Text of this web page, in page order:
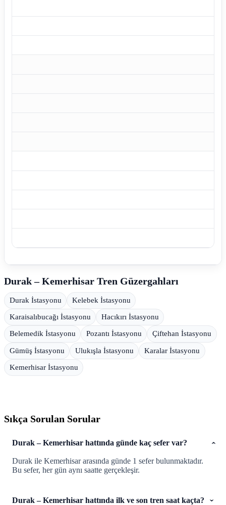
Durak – Kemerhisar Tren Güzergahları
Durak İstasyonu Kelebek İstasyonu
Karaisalıbucağı İstasyonu Hacıkırı İstasyonu
Belemedik İstasyonu Pozantı İstasyonu Çiftehan İstasyonu
Gümüş İstasyonu Ulukışla İstasyonu Karalar İstasyonu
Kemerhisar İstasyonu
Sıkça Sorulan Sorular
Durak – Kemerhisar hattında günde kaç sefer var?
Durak ile Kemerhisar arasında günde 1 sefer bulunmaktadır.
Bu sefer, her gün aynı saatte gerçekleşir.
Durak – Kemerhisar hattında ilk ve son tren saat kaçta?